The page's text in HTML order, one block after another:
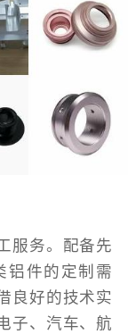
服务。配备先
铝件的定制需
良好的技术实
子、汽车、航